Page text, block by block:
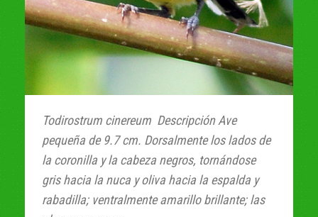
Todirostrum cinereum Descripción Ave
pequeña de 9.7 cm. Dorsalmente los lados de
la coronilla y la cabeza negros, tornándose
gris hacia la nuca y oliva hacia la espalda y
rabadilla; ventralmente amarillo brillante; las